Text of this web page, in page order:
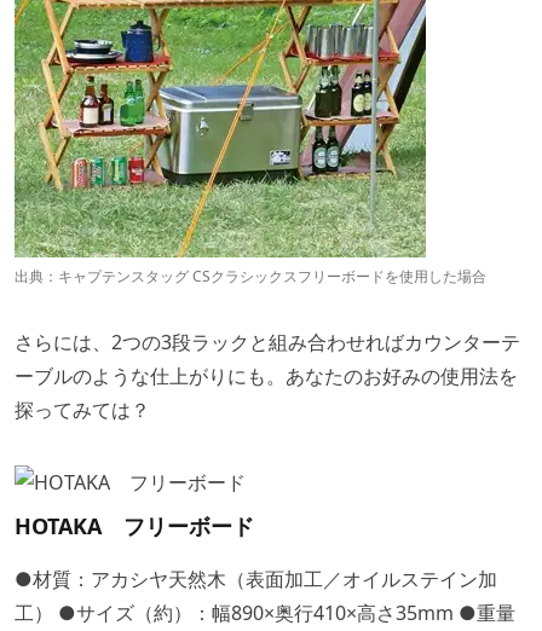
出典： キャプテンスタッグ CSクラシックスフリーボードを使用した場合
さらには、2つの3段ラックと組み合わせればカウンターテ
ーブルのような仕上がりにも。あなたのお好みの使用法を
探ってみては？
HOTAKA フリーボード
●材質：アカシヤ天然木（表面加工／オイルステイン加
工） ●サイズ（約）：幅890×奥行410×高さ35mm ●重量